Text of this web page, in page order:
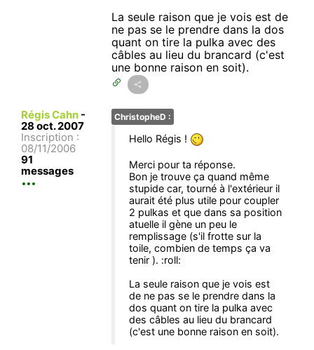
La seule raison que je vois est de
ne pas se le prendre dans la dos
quant on tire la pulka avec des
câbles au lieu du brancard (c'est
une bonne raison en soit).
Régis Cahn -
28 oct. 2007
Inscription :
08/11/2006
91
messages
ChristopheD :
Hello Régis !
Merci pour ta réponse.
Bon je trouve ça quand même
stupide car, tourné à l'extérieur il
aurait été plus utile pour coupler
2 pulkas et que dans sa position
atuelle il gène un peu le
remplissage (s'il frotte sur la
toile, combien de temps ça va
tenir ). :roll:
La seule raison que je vois est
de ne pas se le prendre dans la
dos quant on tire la pulka avec
des câbles au lieu du brancard
(c'est une bonne raison en soit).